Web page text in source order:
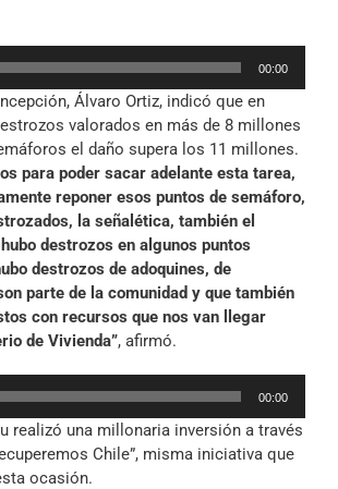
00:00
Álvaro Ortiz, indicó que en
valorados en más de 8 millones
el daño supera los 11 millones.
para poder sacar adelante esta tarea,
reponer esos puntos de semáforo,
la señalética, también el
destrozos en algunos puntos
destrozos de adoquines, de
parte de la comunidad y que también
con recursos que nos van llegar
de Vivienda”, afirmó.
00:00
realizó una millonaria inversión a través
Chile”, misma iniciativa que
ocasión.